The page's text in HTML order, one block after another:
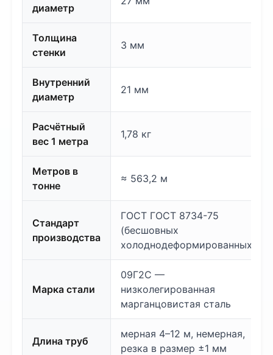
диаметр
Толщина
стенки
3 мм
Внутренний
диаметр
21 мм
Расчётный
вес 1 метра
1,78 кг
Метров в
тонне
≈ 563,2 м
Стандарт
производства
ГОСТ ГОСТ 8734-75
(бесшовных
холоднодеформированных)
Марка стали
09Г2С —
низколегированная
марганцовистая сталь
Длина труб
мерная 4–12 м, немерная,
резка в размер ±1 мм